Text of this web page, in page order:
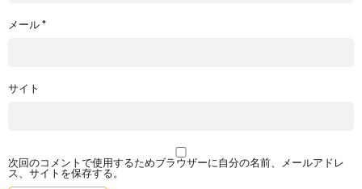
メール*
サイト
次回のコメントで使用するためブラウザーに自分の名前、メールアドレ
ス、サイトを保存する。